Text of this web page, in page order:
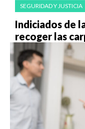
SEGURIDAD Y JUSTICIA
Indiciados de
recoger las